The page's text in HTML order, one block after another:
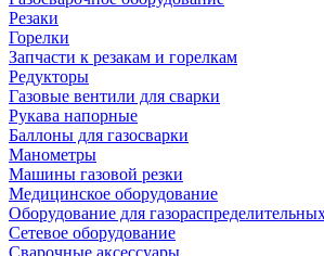
Резаки
Горелки
Запчасти к резакам и горелкам
Редукторы
Газовые вентили для сварки
Рукава напорные
Баллоны для газосварки
Манометры
Машины газовой резки
Медицинское оборудование
Оборудование для
Сетевое оборудование
Сварочные аксессуары